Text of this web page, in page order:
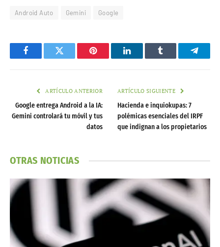
Android Auto Gemini Google
FacebookTwitter Pinterest LinkedInTumblr
ARTÍCULO ANTERIOR
Google entrega Android a la IA:
Gemini controlará tu móvil y tus
datos
ARTÍCULO SIGUIENTE
Hacienda e inquiokupas: 7
polémicas esenciales del IRPF
que indignan a los propietarios
OTRAS NOTICIAS